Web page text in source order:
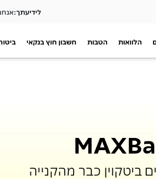
לידיעתך:
הלוואות הטבות חשבון חוץ בנקאי
ביטקוין כבר מהקנייה